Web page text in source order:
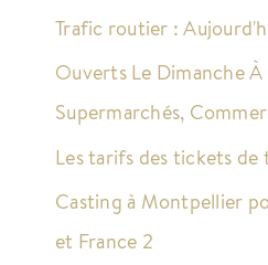
Trafic routier :
Ouverts Le Dimanche
Supermarchés,
Les tarifs des tickets
Casting à Montpellier
et France 2